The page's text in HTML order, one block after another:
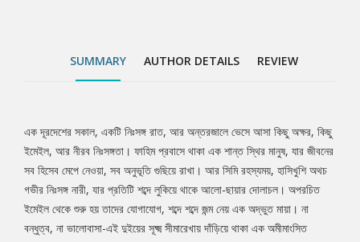
SUMMARY AUTHOR DETAILS REVIEW
Tab
Article
এক দূরদেশের সকাল, একটি নিঃসঙ্গ রাত, আর অন্তরজালে ভেসে আসা কিছু অক্ষর, কিছু
ইমেইল, আর নীরব নিঃসঙ্গতা। ফাহিম প্রবাসে থাকা এক শান্ত স্থির মানুষ, যার জীবনের
সব হিসেব মেপে নেওয়া, সব অনুভূতি গুছিয়ে রাখা। আর সিমি রহস্যময়, হাসিখুশি অথচ
গভীর নিঃসঙ্গ নারী, যার প্রতিটি শব্দে লুকিয়ে থাকে আলো-ছায়ার দোলাচল। অপরচিত
ইমেইল থেকে শুরু হয় তাদের যোগাযোগ, শব্দে শব্দে জন্ম নেয় এক অদ্ভুত মায়া। না
বন্ধুত্ব, না ভালোবাসা-এই দুইয়ের সূক্ষ্ম সীমারেখায় দাঁড়িয়ে থাকা এক অমীমাংসিত